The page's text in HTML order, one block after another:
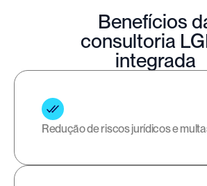
Benefícios
consultoria
integrada
Redução de riscos jurídicos e